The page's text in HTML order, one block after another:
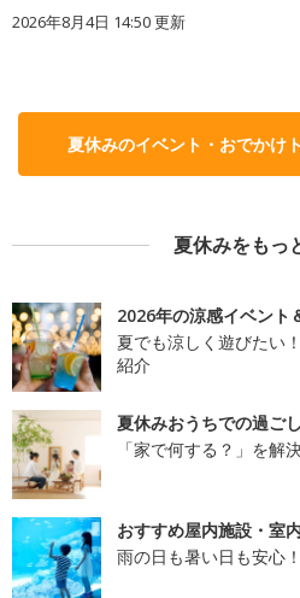
2026年8月4日 14:50更新
夏休みのイベント・おでかけ
夏休みをもっ
2026年の涼感イベント
夏でも涼しく遊びたい
紹介
夏休みおうちでの過ご
「家で何する？」を解
おすすめ屋内施設・室
雨の日も暑い日も安心